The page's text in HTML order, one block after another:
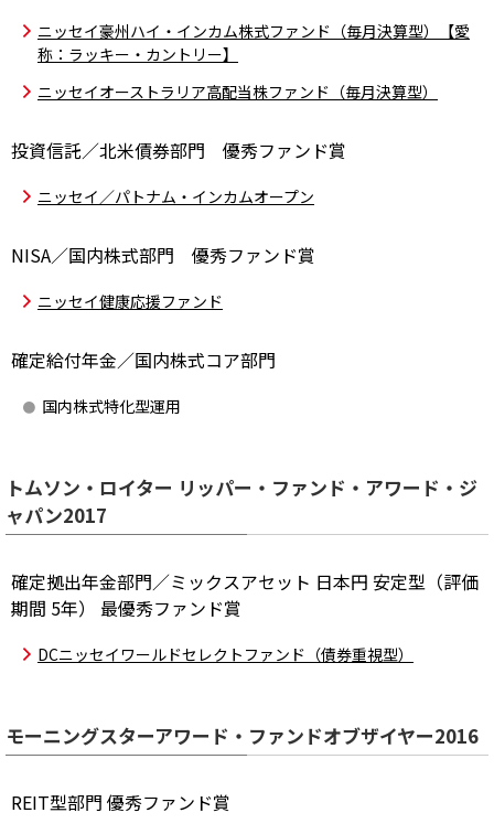
ニッセイ豪州ハイ・インカム株式ファンド（毎月決算型）【愛
称：ラッキー・カントリー】
ニッセイオーストラリア高配当株ファンド（毎月決算型）
投資信託／北米債券部門 優秀ファンド賞
ニッセイ／パトナム・インカムオープン
NISA／国内株式部門 優秀ファンド賞
ニッセイ健康応援ファンド
確定給付年金／国内株式コア部門
国内株式特化型運用
トムソン・ロイター リッパー・ファンド・アワード・ジ
ャパン2017
確定拠出年金部門／ミックスアセット 日本円 安定型（評価
期間 5年） 最優秀ファンド賞
DCニッセイワールドセレクトファンド（債券重視型）
モーニングスターアワード・ファンドオブザイヤー2016
REIT型部門 優秀ファンド賞